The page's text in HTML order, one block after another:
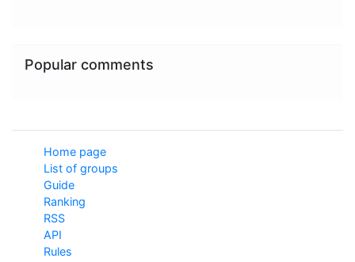
Popular comments
Home page
List of groups
Guide
Ranking
RSS
API
Rules